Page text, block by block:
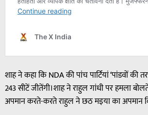
शाह ने कहा कि NDA की पांच पार्टियां ‘पांडवों
243 सीटें जीतेंगी।शाह ने राहुल गांधी पर हमला
अपमान करते-करते राहुल ने छठ मइया का अपमान